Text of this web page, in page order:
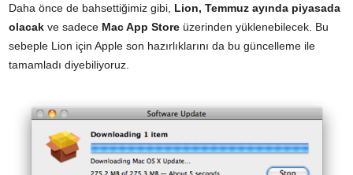
Daha önce de bahsettiğimiz gibi, Lion, Temmuz ayında piyasada
olacak ve sadece Mac App Store üzerinden yüklenebilecek. Bu
sebeple Lion için Apple son hazırlıklarını da bu güncelleme ile
tamamladı diyebiliyoruz.